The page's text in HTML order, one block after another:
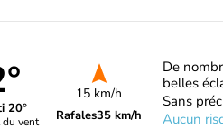
20°
vent
15 km/h
Rafales35 km/h
De
belles
Sans
Aucun